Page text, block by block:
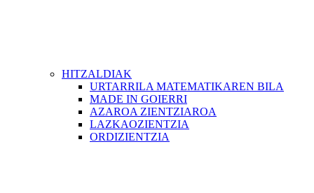
HITZALDIAK
URTARRILA MATEMATIKAREN BILA
MADE IN GOIERRI
AZAROA ZIENTZIAROA
LAZKAOZIENTZIA
ORDIZIENTZIA